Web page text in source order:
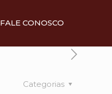
FALE CONOSCO
Categorias